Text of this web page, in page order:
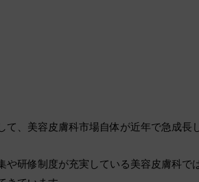
、美容皮膚科市場自体が近年で急成長
研修制度が充実している美容皮膚科